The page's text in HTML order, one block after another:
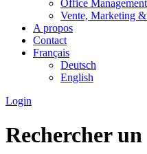
Office
Vente, Marketing
A propos
Contact
Français
Deutsch
English
Login
Rechercher